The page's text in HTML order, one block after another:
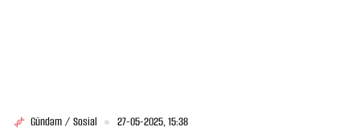
Gündəm / Sosial 27-05-2025, 15:38